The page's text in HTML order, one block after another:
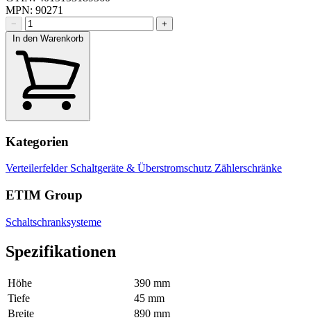
MPN: 90271
−
+
In den Warenkorb
Kategorien
Verteilerfelder Schaltgeräte & Überstromschutz Zählerschränke
ETIM Group
Schaltschranksysteme
Spezifikationen
Höhe
390 mm
Tiefe
45 mm
Breite
890 mm